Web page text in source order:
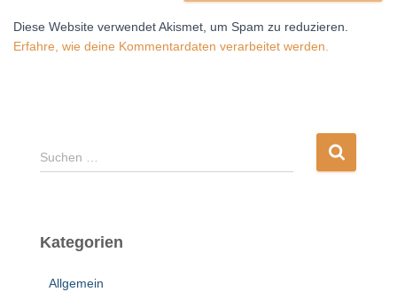
Diese Website verwendet Akismet, um Spam zu reduzieren.
Erfahre, wie deine Kommentardaten verarbeitet werden.
S
u
n
Suchen …
Kategorien
Allgemein